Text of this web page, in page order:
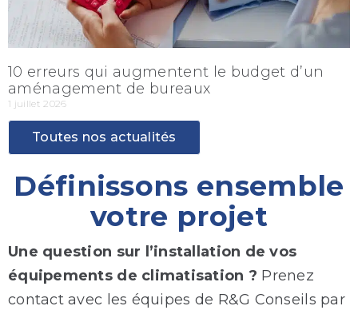
10 erreurs qui augmentent le budget d’un
aménagement de bureaux
1 juillet 2026
Toutes nos actualités
Définissons ensemble
votre projet
Une question sur l’installation de vos
équipements de climatisation ? Prenez
contact avec les équipes de R&G Conseils par